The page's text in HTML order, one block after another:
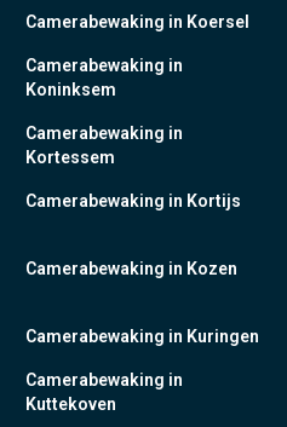
Camerabewaking in Koersel
Camerabewaking in
Koninksem
Camerabewaking in
Kortessem
Camerabewaking in Kortijs
Camerabewaking in Kozen
Camerabewaking in Kuringen
Camerabewaking in
Kuttekoven